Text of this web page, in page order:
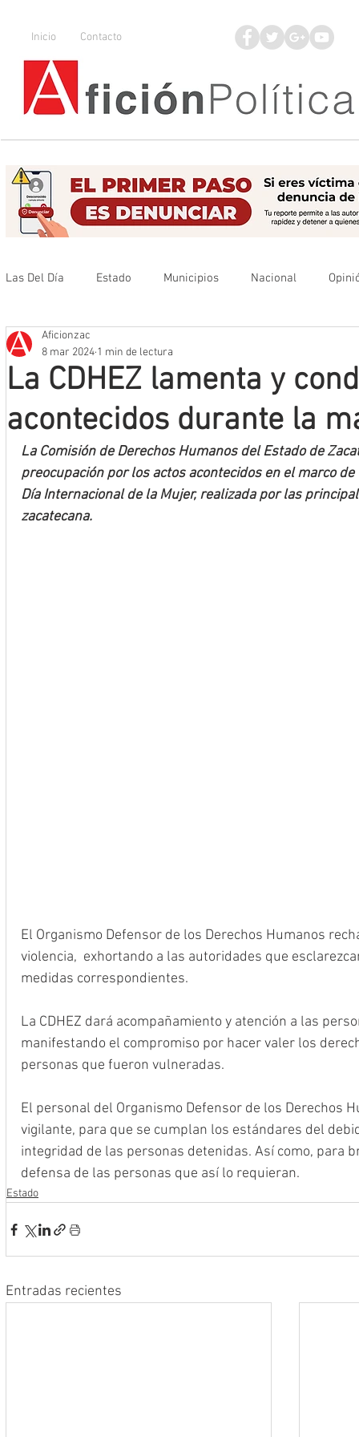
Inicio Contacto
Las Del Día Estado Municipios Nacional
Que no se olvide
Mineros LNBP
La CDHEZ lamenta y
acontecidos durante la
Aficionzac
8 mar 2024 1 min de lectura
La Comisión de Derechos Humanos del Estado de
preocupación por los actos acontecidos en el marco
Día Internacional de la Mujer, realizada por las
zacatecana.
El Organismo Defensor de los Derechos Humanos
violencia,  exhortando a las autoridades que
medidas correspondientes.
La CDHEZ dará acompañamiento y atención a las
manifestando el compromiso por hacer valer los
personas que fueron vulneradas.
El personal del Organismo Defensor de los Derechos
vigilante, para que se cumplan los estándares del
integridad de las personas detenidas. Así como, para
defensa de las personas que así lo requieran.
Estado
Entradas recientes